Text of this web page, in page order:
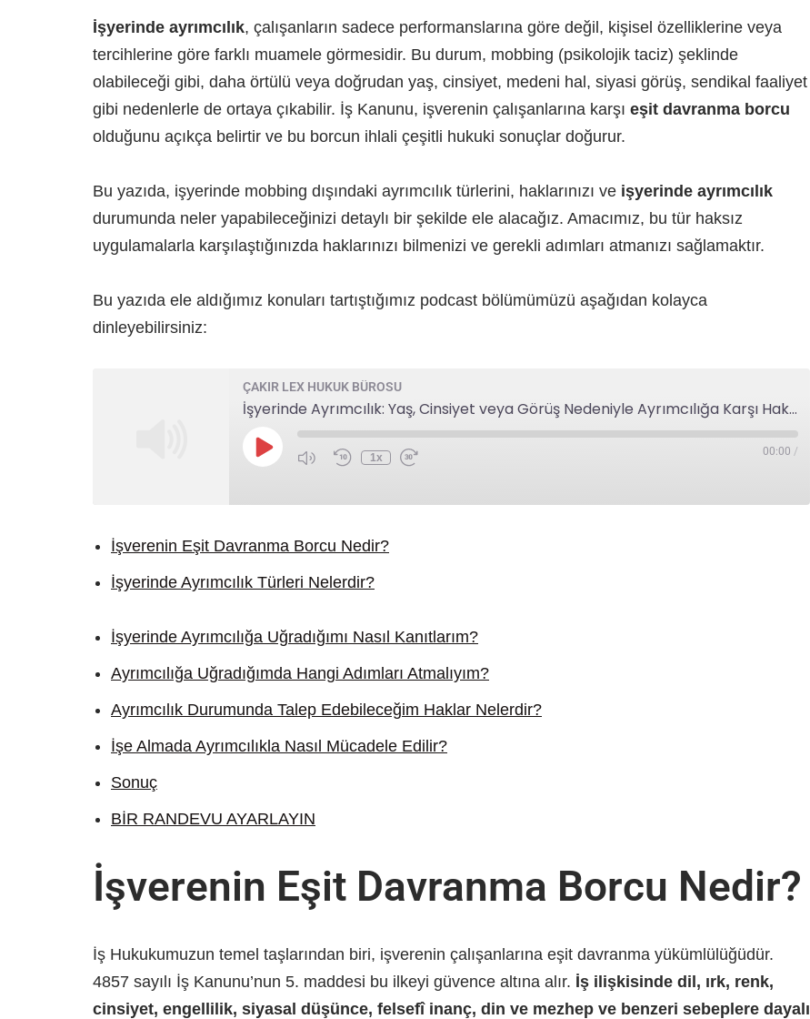
İşyerinde ayrımcılık, çalışanların sadece performanslarına göre değil, kişisel özelliklerine veya
tercihlerine göre farklı muamele görmesidir. Bu durum, mobbing (psikolojik taciz) şeklinde
olabileceği gibi, daha örtülü veya doğrudan yaş, cinsiyet, medeni hal, siyasi görüş, sendikal faaliyet
gibi nedenlerle de ortaya çıkabilir. İş Kanunu, işverenin çalışanlarına karşı eşit davranma borcu
olduğunu açıkça belirtir ve bu borcun ihlali çeşitli hukuki sonuçlar doğurur.
Bu yazıda, işyerinde mobbing dışındaki ayrımcılık türlerini, haklarınızı ve işyerinde ayrımcılık
durumunda neler yapabileceğinizi detaylı bir şekilde ele alacağız. Amacımız, bu tür haksız
uygulamalarla karşılaştığınızda haklarınızı bilmenizi ve gerekli adımları atmanızı sağlamaktır.
Bu yazıda ele aldığımız konuları tartıştığımız podcast bölümümüzü aşağıdan kolayca
dinleyebilirsiniz:
ÇAKIR LEX HUKUK BÜROSU
İşyerinde Ayrımcılık: Yaş, Cinsiyet veya Görüş Nedeniyle Ayrımcılığa Karşı Haklarınız
1x 00:00 /
İşverenin Eşit Davranma Borcu Nedir?
İşyerinde Ayrımcılık Türleri Nelerdir?
İşyerinde Ayrımcılığa Uğradığımı Nasıl Kanıtlarım?
Ayrımcılığa Uğradığımda Hangi Adımları Atmalıyım?
Ayrımcılık Durumunda Talep Edebileceğim Haklar Nelerdir?
İşe Almada Ayrımcılıkla Nasıl Mücadele Edilir?
Sonuç
BİR RANDEVU AYARLAYIN
İşverenin Eşit Davranma Borcu Nedir?
İş Hukukumuzun temel taşlarından biri, işverenin çalışanlarına eşit davranma yükümlülüğüdür.
4857 sayılı İş Kanunu’nun 5. maddesi bu ilkeyi güvence altına alır. İş ilişkisinde dil, ırk, renk,
cinsiyet, engellilik, siyasal düşünce, felsefî inanç, din ve mezhep ve benzeri sebeplere dayalı